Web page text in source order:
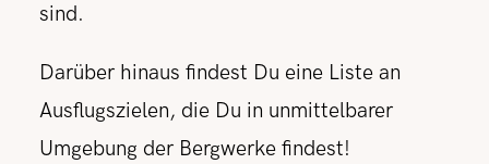
sind.
Darüber hinaus findest Du eine Liste an
Ausflugszielen, die Du in unmittelbarer
Umgebung der Bergwerke findest!